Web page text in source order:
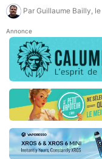
Par Guillaume Bailly , le
Annonce